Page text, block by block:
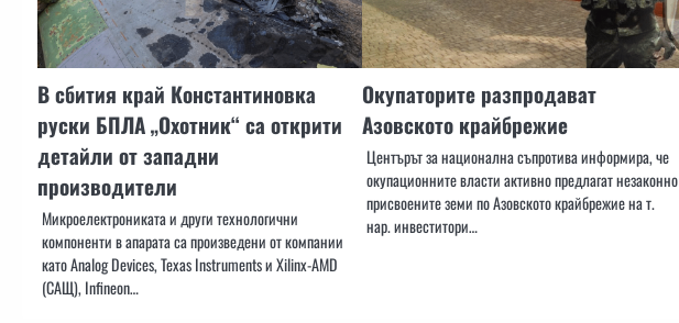
В сбития край Константиновка
руски БПЛА „Охотник“ са открити
детайли от западни
производители
Микроелектрониката и други технологични
компоненти в апарата са произведени от компании
като Analog Devices, Texas Instruments и Xilinx-AMD
(САЩ), Infineon…
Окупаторите разпродават
Азовското крайбрежие
Центърът за национална съпротива информира, че
окупационните власти активно предлагат незаконно
присвоените земи по Азовското крайбрежие на т.
нар. инвеститори…